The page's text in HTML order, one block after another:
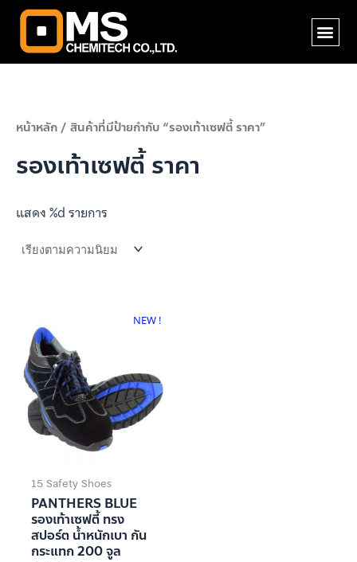
Skip
content
หน้าหลัก/ สินค้าที่มีป้ายกำกับ “รองเท้าเซฟตี้ ราคา”
รองเท้าเซฟตี้ ราคา
แสดง %d รายการ
NEW !
15 Safety Shoes
PANTHERS BLUE
รองเท้าเซฟตี้ ทรง
สปอร์ต น้ำหนักเบา กัน
กระแทก 200 จูล